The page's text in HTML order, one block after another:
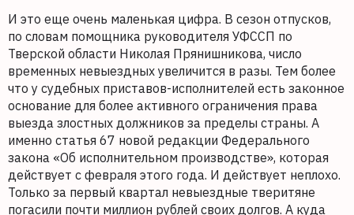
И это еще очень маленькая цифра. В сезон отпусков,
по словам помощника руководителя УФССП по
Тверской области Николая Прянишникова, число
временных невыездных увеличится в разы. Тем более
что у судебных приставов-исполнителей есть законное
основание для более активного ограничения права
выезда злостных должников за пределы страны. А
именно статья 67 новой редакции Федерального
закона «Об исполнительном производстве», которая
действует с февраля этого года. И действует неплохо.
Только за первый квартал невыездные тверитяне
погасили почти миллион рублей своих долгов. А куда